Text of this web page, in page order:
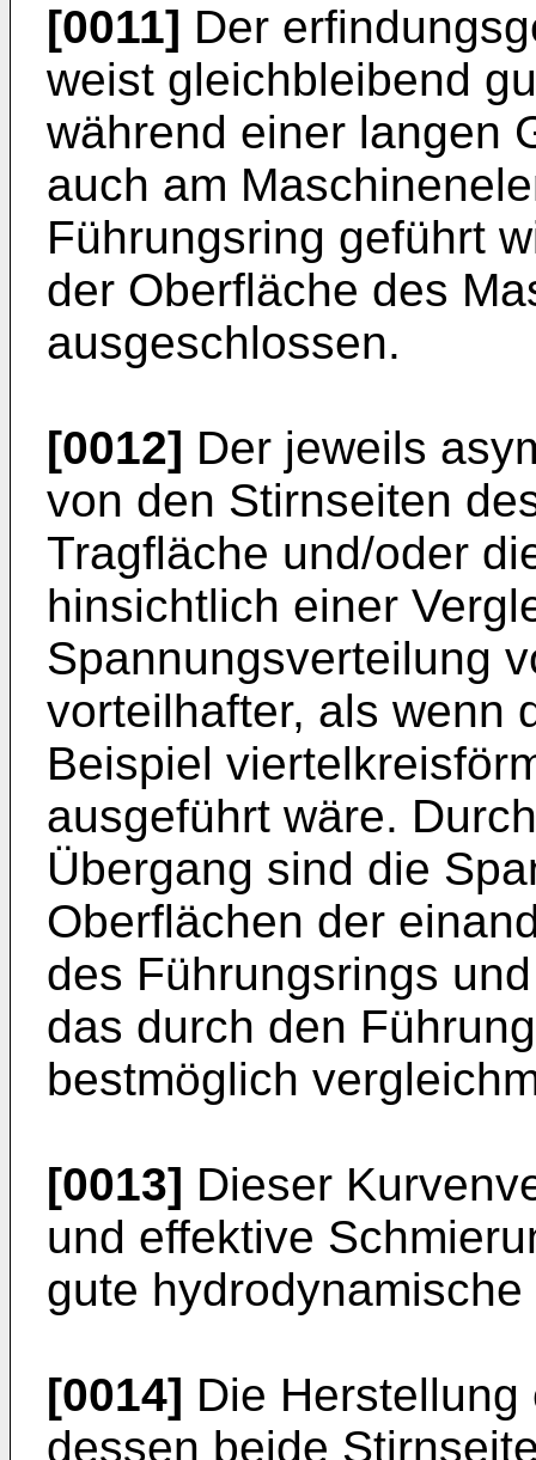
[0011] Der
weist gleichbleibend
während einer langen
auch am
Führungsring geführt
der Oberfläche des
ausgeschlossen.
[0012] Der jeweils
von den Stirnseiten
Tragfläche und/oder
hinsichtlich einer
Spannungsverteilung
vorteilhafter, als wenn
Beispiel
ausgeführt wäre.
Übergang sind die
Oberflächen der
des Führungsrings
das durch den
bestmöglich
[0013] Dieser
und effektive
gute
[0014] Die
dessen beide